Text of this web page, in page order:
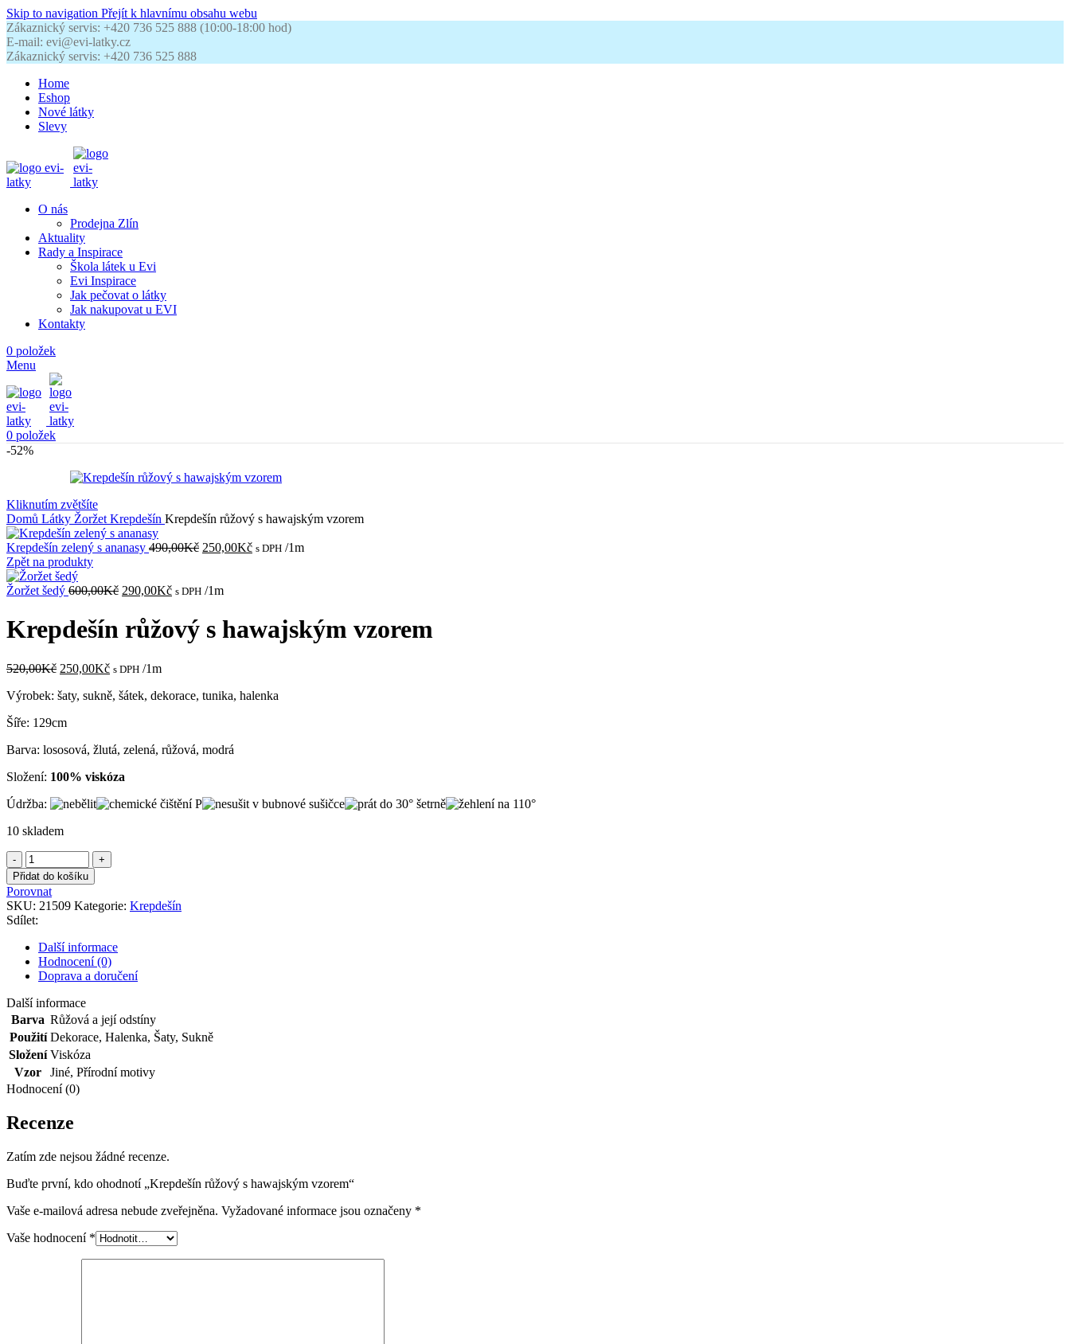
Skip to navigation Přejít k hlavnímu obsahu webu
Zákaznický servis: +420 736 525 888 (10:00-18:00 hod)
E-mail: evi@evi-latky.cz
Zákaznický servis: +420 736 525 888
Home
Eshop
Nové látky
Slevy
O nás
Prodejna Zlín
Aktuality
Rady a Inspirace
Škola látek u Evi
Evi Inspirace
Jak pečovat o látky
Jak nakupovat u EVI
Kontakty
0 položek
Menu
0 položek
-52%
Kliknutím zvětšíte
Domů Látky Žoržet Krepdešín Krepdešín růžový s hawajským vzorem
Krepdešín zelený s ananasy 490,00Kč Původní
490,00Kč.
250,00KčAktuální
s DPH /1m
Zpět na produkty
Žoržet šedý 600,00Kč Původní
byla:
600,00Kč.
290,00KčAktuální
290,00Kč.
s DPH /1m
Krepdešín růžový s hawajským vzorem
520,00Kč Původní
byla:
250,00KčAktuální
je:
s DPH /1m
Výrobek: šaty, sukně, šátek, dekorace, tunika, halenka
Šíře: 129cm
Barva: lososová, žlutá, zelená, růžová, modrá
Složení: 100% viskóza
Údržba:
10 skladem
Krepdešín
růžový
s
hawajským
vzorem
množství
Přidat do košíku
Porovnat
SKU: 21509 Kategorie: Krepdešín
Sdílet:
Další informace
Hodnocení (0)
Doprava a doručení
Další informace
Barva Růžová a její odstíny
Použití Dekorace, Halenka, Šaty, Sukně
Složení Viskóza
Vzor
Jiné, Přírodní motivy
Hodnocení (0)
Recenze
Zatím zde nejsou žádné recenze.
Buďte první, kdo ohodnotí „Krepdešín růžový s hawajským vzorem“
Vaše e-mailová adresa nebude zveřejněna. Vyžadované informace jsou označeny *
Vaše hodnocení *